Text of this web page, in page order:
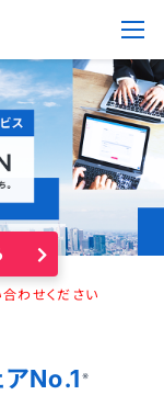
わせください
No.1 ※